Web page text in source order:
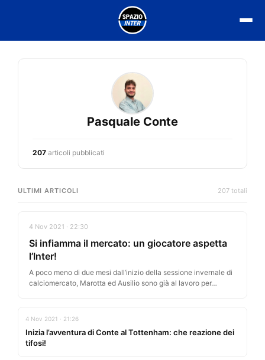
Pasquale Conte
207 articoli pubblicati
ULTIMI ARTICOLI 207 totali
4 Nov 2021 · 22:30
Si infiamma il mercato: un giocatore aspetta
l’Inter!
A poco meno di due mesi dall’inizio della sessione invernale di
calciomercato, Marotta ed Ausilio sono già al lavoro per…
4 Nov 2021 · 21:26
Inizia l’avventura di Conte al Tottenham: che reazione dei
tifosi!